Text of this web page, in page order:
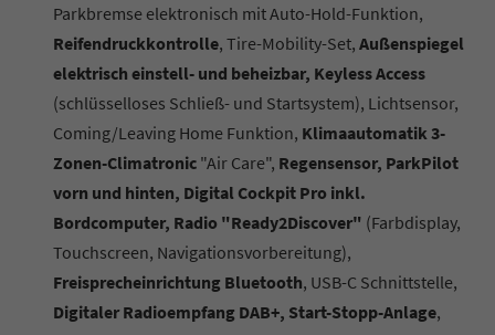
Parkbremse elektronisch mit Auto-Hold-Funktion,
Reifendruckkontrolle, Tire-Mobility-Set, Außenspiegel
elektrisch einstell- und beheizbar, Keyless Access
(schlüsselloses Schließ- und Startsystem), Lichtsensor,
Coming/Leaving Home Funktion, Klimaautomatik 3-
Zonen-Climatronic "Air Care", Regensensor, ParkPilot
vorn und hinten, Digital Cockpit Pro inkl.
Bordcomputer, Radio "Ready2Discover" (Farbdisplay,
Touchscreen, Navigationsvorbereitung),
Freisprecheinrichtung Bluetooth, USB-C Schnittstelle,
Digitaler Radioempfang DAB+, Start-Stopp-Anlage,